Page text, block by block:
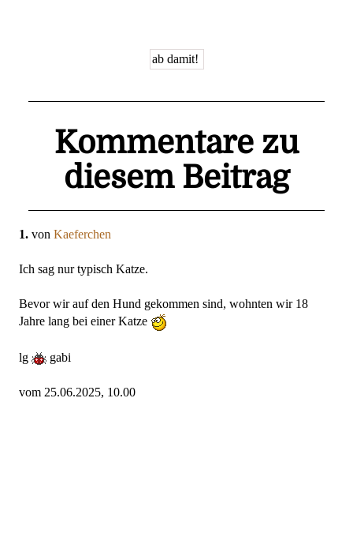
Kommentare zu
diesem Beitrag
1. von Kaeferchen
Ich sag nur typisch Katze.
Bevor wir auf den Hund gekommen sind, wohnten wir 18
Jahre lang bei einer Katze
lg gabi
vom 25.06.2025, 10.00